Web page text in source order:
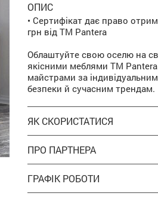
ОПИС
• Сертифікат дає право
грн від ТМ Pantera
Облаштуйте свою оселю на
якісними меблями ТМ
майстрами за
безпеки й сучасним трендам.
ЯК СКОРИСТАТИСЯ
ПРО ПАРТНЕРА
ГРАФІК РОБОТИ